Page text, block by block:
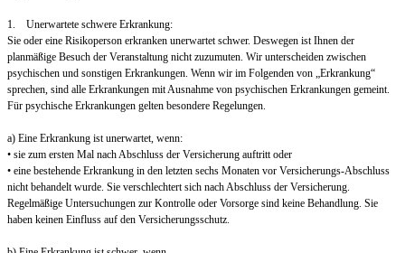
1. Unerwartete schwere Erkrankung:
Sie oder eine Risikoperson erkranken unerwartet schwer. Deswegen ist Ihnen der
planmäßige Besuch der Veranstaltung nicht zuzumuten. Wir unterscheiden zwischen
psychischen und sonstigen Erkrankungen. Wenn wir im Folgenden von „Erkrankung“
sprechen, sind alle Erkrankungen mit Ausnahme von psychischen Erkrankungen gemeint.
Für psychische Erkrankungen gelten besondere Regelungen.
a) Eine Erkrankung ist unerwartet, wenn:
• sie zum ersten Mal nach Abschluss der Versicherung auftritt oder
• eine bestehende Erkrankung in den letzten sechs Monaten vor Versicherungs-Abschluss
nicht behandelt wurde. Sie verschlechtert sich nach Abschluss der Versicherung.
Regelmäßige Untersuchungen zur Kontrolle oder Vorsorge sind keine Behandlung. Sie
haben keinen Einfluss auf den Versicherungsschutz.